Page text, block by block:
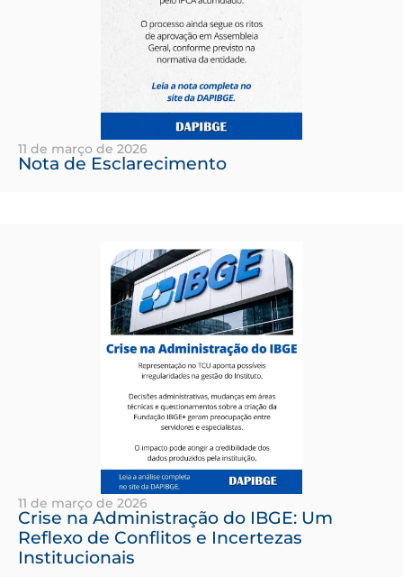
11 de março de 2026
Nota de Esclarecimento
11 de março de 2026
Crise na Administração do IBGE: Um
Reflexo de Conflitos e Incertezas
Institucionais